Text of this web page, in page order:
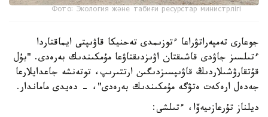
Фото: Экология және табиғи ресурстар министрлігі
جوعارى تەمپەراتۋراعا ءتوزىمدى تەحنيكا قاۋىپتى ايماقتاردا
ءتىلسىز جاۋدى قاشىقتان اۋىزدىقتاۋعا مۇمكىندىك بەرەدى. "بۇل
قۇتقارۋشىلاردىڭ قاۋىپسىزدىگىن ارتتىرىپ، توتەنشە جاعدايلارعا
جەدەل ارەكەت ەتۋگە مۇمكىندىك بەرەدى"، - دەيدى ماماندار.
ديلناز تۇرعازىيەۆا، ءتىلشى: